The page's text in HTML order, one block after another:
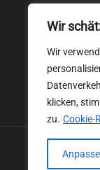
Wir
Wir
klicken,
zu. Cookie-